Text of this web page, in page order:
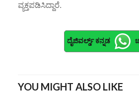
ವ್ಯಕ್ತಪಡಿಸಿದ್ದಾರೆ.
ದೈಜಿವರ್ಲ್ಡ್ ಕನ್ನಡ
YOU MIGHT ALSO LIKE